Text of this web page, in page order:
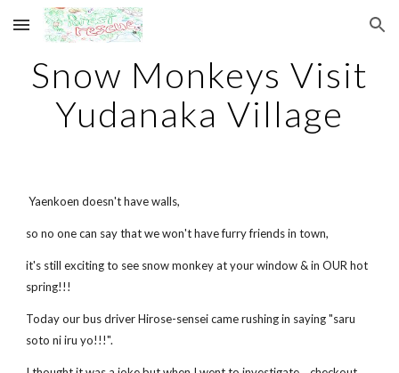
Skip to main content Skip to navigation
Snow Monkeys Visit
Yudanaka Village
Yaenkoen doesn't have walls,
so no one can say that we won't have furry friends in town,
it's still exciting to see snow monkey at your window & in OUR hot
spring!!!
Today our bus driver Hirose-sensei came rushing in saying "saru
soto ni iru yo!!!".